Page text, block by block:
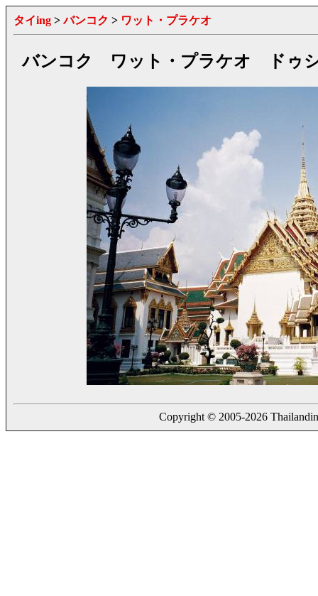
タイing >バンコク > ワット・プラケオ
バンコク ワット・プラケオ ドゥシ
Copyright © 2005-2026